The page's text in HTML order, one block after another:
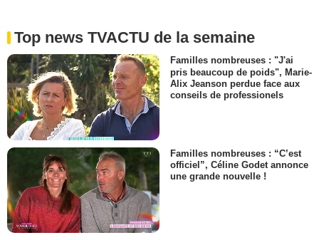
Top news TVACTU de la semaine
Familles nombreuses : "J'ai
pris beaucoup de poids", Marie-
Alix Jeanson perdue face aux
conseils de professionels
Familles nombreuses : “C’est
officiel”, Céline Godet annonce
une grande nouvelle !